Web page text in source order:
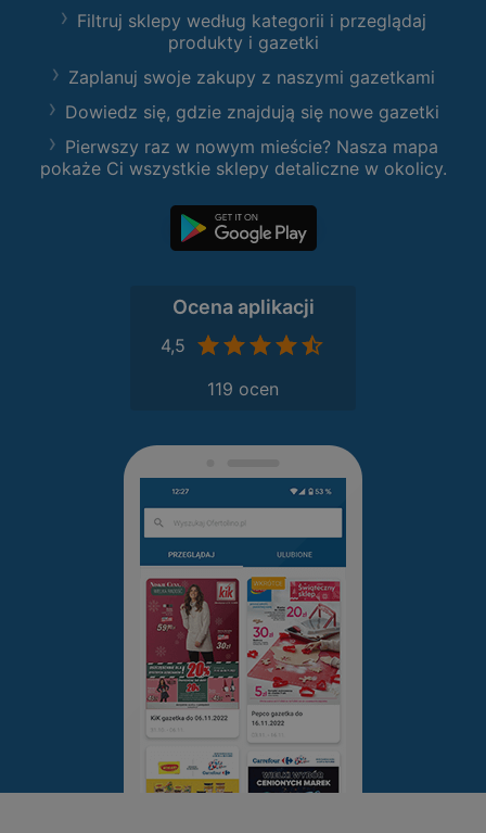
Filtruj sklepy według kategorii i przeglądaj
produkty i gazetki
Zaplanuj swoje zakupy z naszymi gazetkami
Dowiedz się, gdzie znajdują się nowe gazetki
Pierwszy raz w nowym mieście? Nasza mapa
pokaże Ci wszystkie sklepy detaliczne w okolicy.
Ocena aplikacji
4,5
119 ocen